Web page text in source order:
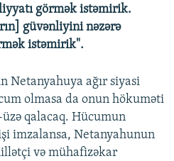
görmək istəmirik.
güvənliyini nəzərə
istəmirik".
Netanyahuya ağır siyasi
olmasa da onun hökuməti
qalacaq. Hücumun
imzalansa, Netanyahunun
və mühafizəkar